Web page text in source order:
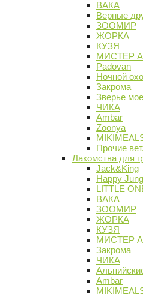
ВАКА
Верные
ЗООМИР
ЖОРКА
КУЗЯ
МИСТЕР
Padovan
Ночной
Закрома
Зверье мое
ЧИКА
Ambar
Zoonya
Прочие
Лакомства для
Jack&King
Happy
LITTLE
ВАКА
ЗООМИР
ЖОРКА
КУЗЯ
МИСТЕР
Закрома
ЧИКА
Ambar